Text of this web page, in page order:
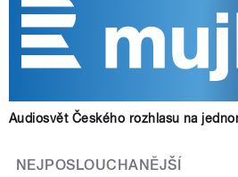
Audiosvět Českého rozhlasu na
NEJPOSLOUCHANĚJŠÍ